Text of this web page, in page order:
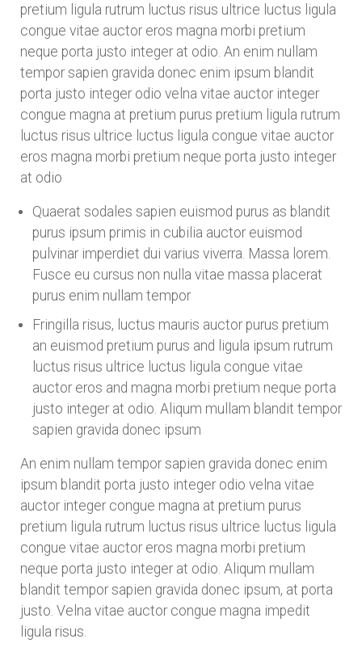
pretium ligula rutrum luctus risus ultrice luctus ligula
congue vitae auctor eros magna morbi pretium
neque porta justo integer at odio. An enim nullam
tempor sapien gravida donec enim ipsum blandit
porta justo integer odio velna vitae auctor integer
congue magna at pretium purus pretium ligula rutrum
luctus risus ultrice luctus ligula congue vitae auctor
eros magna morbi pretium neque porta justo integer
at odio
Quaerat sodales sapien euismod purus as blandit
purus ipsum primis in cubilia auctor euismod
pulvinar imperdiet dui varius viverra. Massa lorem.
Fusce eu cursus non nulla vitae massa placerat
purus enim nullam tempor
Fringilla risus, luctus mauris auctor purus pretium
an euismod pretium purus and ligula ipsum rutrum
luctus risus ultrice luctus ligula congue vitae
auctor eros and magna morbi pretium neque porta
justo integer at odio. Aliqum mullam blandit tempor
sapien gravida donec ipsum
An enim nullam tempor sapien gravida donec enim
ipsum blandit porta justo integer odio velna vitae
auctor integer congue magna at pretium purus
pretium ligula rutrum luctus risus ultrice luctus ligula
congue vitae auctor eros magna morbi pretium
neque porta justo integer at odio. Aliqum mullam
blandit tempor sapien gravida donec ipsum, at porta
justo. Velna vitae auctor congue magna impedit
ligula risus.